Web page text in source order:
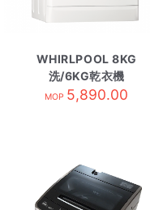
WHIRLPOOL 8KG
洗/6KG乾衣機
WFCR86430
MOP 5,890.00